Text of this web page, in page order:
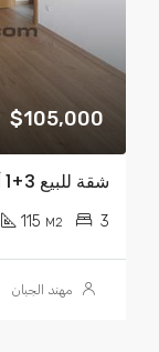
$105,000
شقة للبيع 3+1 أمبرلي USD 150.000
3
115 M2
مهند الجبان